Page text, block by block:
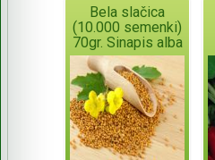
Bela slačica
(10.000 semenki)
70gr. Sinapis alba